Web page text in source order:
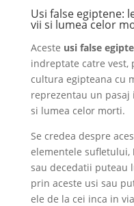
Usi false egiptene:
vii si lumea celor
Aceste usi false
indreptate catre vest,
cultura egipteana cu
reprezentau un
si lumea celor morti.
Se credea despre
elementele sufletului,
sau decedatii puteau
prin aceste usi sau
ele de la cei inca in